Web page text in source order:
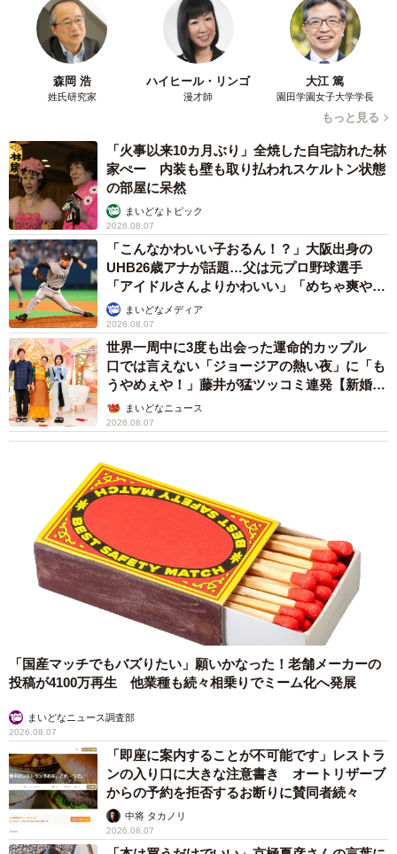
森岡 浩
姓氏研究家
ハイヒール・リンゴ
漫才師
大江 篤
園田学園女子大学学長
もっと見る
「火事以来10カ月ぶり」全焼した自宅訪れた林
家ぺー 内装も壁も取り払われスケルトン状態
の部屋に呆然
まいどなトピック
2026.08.07
「こんなかわいい子おるん！？」大阪出身の
UHB26歳アナが話題…父は元プロ野球選手
「アイドルさんよりかわいい」「めちゃ爽や
か」まいどなメディア
2026.08.07
世界一周中に3度も出会った運命的カップル
口では言えない「ジョージアの熱い夜」に「も
うやめぇや！」藤井が猛ツッコミ連発【新婚さ
ん】まいどなニュース
2026.08.07
「国産マッチでもバズりたい」願いかなった！老舗メーカーの
投稿が4100万再生 他業種も続々相乗りでミーム化へ発展
まいどなニュース調査部
2026.08.07
「即座に案内することが不可能です」レストラ
ンの入り口に大きな注意書き オートリザーブ
からの予約を拒否するお断りに賛同者続々
中将 タカノリ
2026.08.07